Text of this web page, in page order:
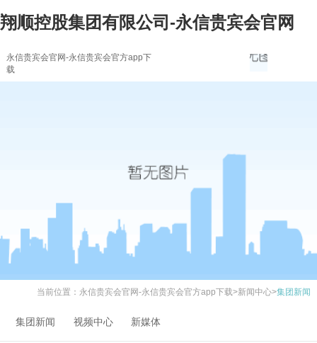
翔顺控股集团有限公司-永信贵宾会官网
永信贵宾会官网-永信贵宾会官方app下
载
当前位置： 永信贵宾会官网-永信贵宾会官方app下载>新闻中心>集团新闻
集团新闻 视频中心 新媒体